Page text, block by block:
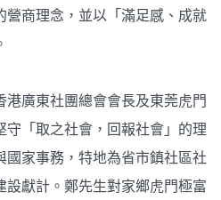
營商理念，並以「滿足感、成就
廣東社團總會會長及東莞虎門
守「取之社會，回報社會」的理
國家事務，特地為省市鎮社區社
獻計。鄭先生對家鄉虎門極富